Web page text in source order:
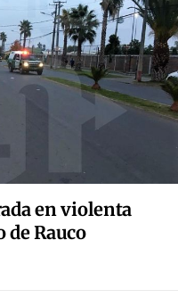
en violenta
Rauco